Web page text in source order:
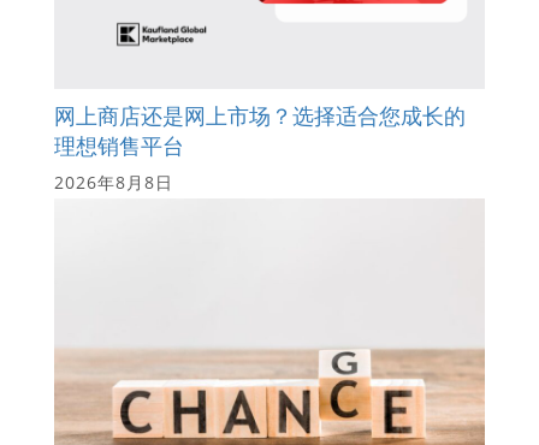
网上商店还是网上市场？选择适合您成长的
理想销售平台
2026年8月8日